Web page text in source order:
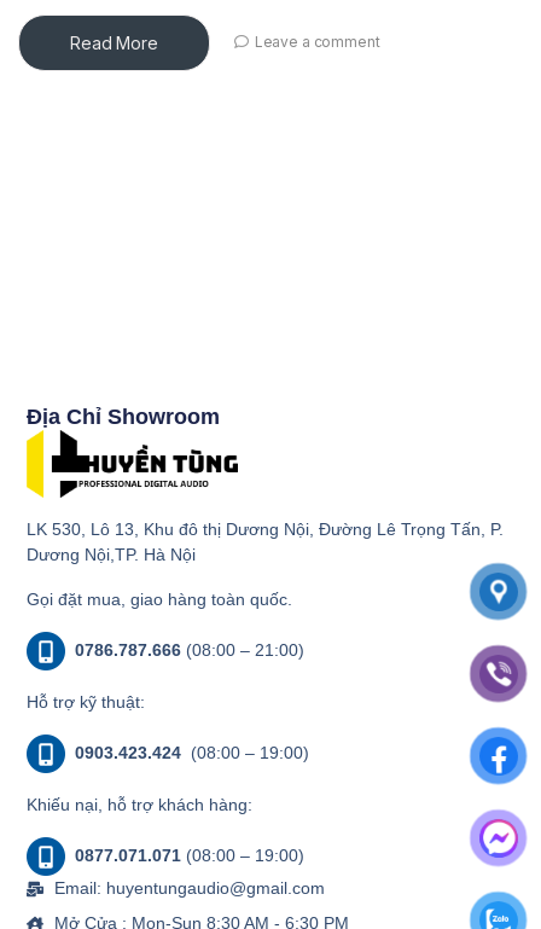
Read More Leave a comment
Địa Chỉ Showroom
LK 530, Lô 13, Khu đô thị Dương Nội, Đường Lê Trọng Tấn, P.
Dương Nội,TP. Hà Nội
Gọi đặt mua, giao hàng toàn quốc.
0786.787.666 (08:00 – 21:00)
Hỗ trợ kỹ thuật:
0903.423.424 (08:00 – 19:00)
Khiếu nại, hỗ trợ khách hàng:
0877.071.071 (08:00 – 19:00)
Email: huyentungaudio@gmail.com
Mở Cửa : Mon-Sun 8:30 AM - 6:30 PM